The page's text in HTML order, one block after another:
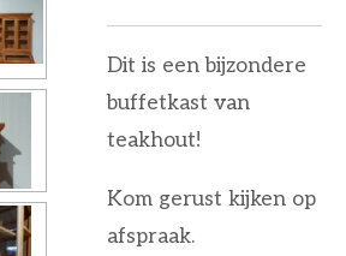
Dit is een bijzondere
buffetkast van
teakhout!
Kom gerust kijken op
afspraak.